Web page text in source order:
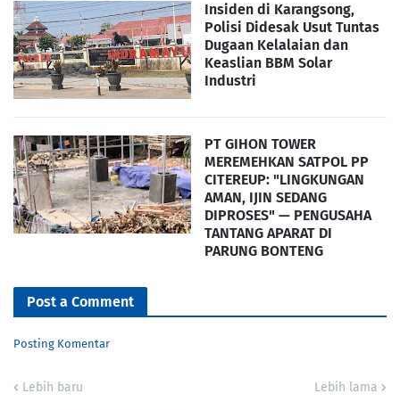
Insiden di Karangsong,
Polisi Didesak Usut Tuntas
Dugaan Kelalaian dan
Keaslian BBM Solar
Industri
PT GIHON TOWER
MEREMEHKAN SATPOL PP
CITEREUP: "LINGKUNGAN
AMAN, IJIN SEDANG
DIPROSES" — PENGUSAHA
TANTANG APARAT DI
PARUNG BONTENG
Post a Comment
Posting Komentar
Lebih baru Lebih lama